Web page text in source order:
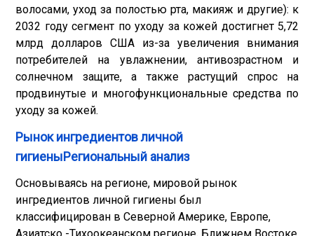
волосами, уход за полостью рта, макияж и другие): к
2032 году сегмент по уходу за кожей достигнет 5,72
млрд долларов США из-за увеличения внимания
потребителей на увлажнении, антивозрастном и
солнечном защите, а также растущий спрос на
продвинутые и многофункциональные средства по
уходу за кожей.
Рынок ингредиентов личной
гигиеныРегиональный анализ
Основываясь на регионе, мировой рынок
ингредиентов личной гигиены был
классифицирован в Северной Америке, Европе,